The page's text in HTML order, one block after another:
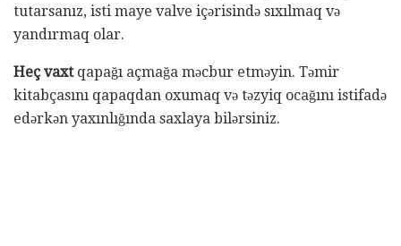
tutarsanız, isti maye valve içərisində sıxılmaq və
yandırmaq olar.
Heç vaxtqapağı açmağa məcbur etməyin. Təmir
kitabçasını qapaqdan oxumaq və təzyiq ocağını istifadə
edərkən yaxınlığında saxlaya bilərsiniz.